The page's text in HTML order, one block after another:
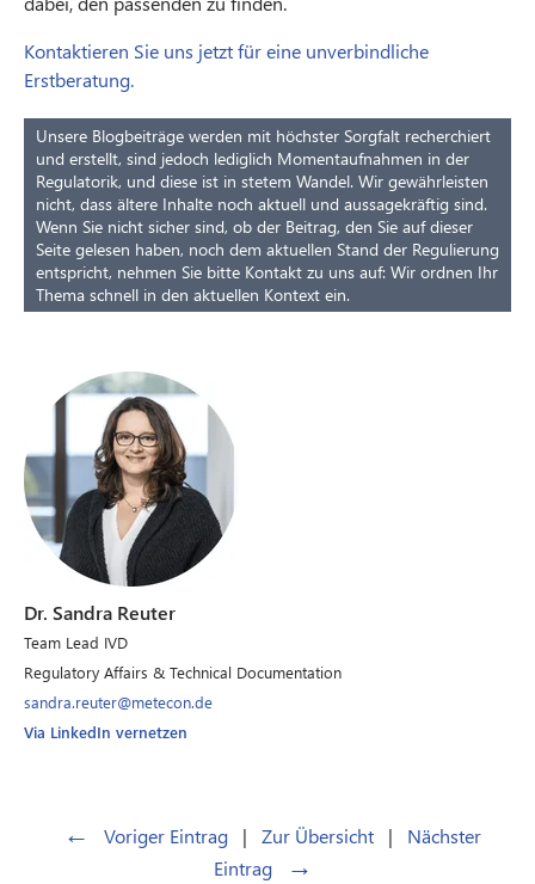
Kontaktieren Sie uns jetzt für eine unverbindliche
Erstberatung.
Unsere Blogbeiträge werden mit höchster Sorgfalt recherchiert
und erstellt, sind jedoch lediglich Momentaufnahmen in der
Regulatorik, und diese ist in stetem Wandel. Wir gewährleisten
nicht, dass ältere Inhalte noch aktuell und aussagekräftig sind.
Wenn Sie nicht sicher sind, ob der Beitrag, den Sie auf dieser
Seite gelesen haben, noch dem aktuellen Stand der Regulierung
entspricht, nehmen Sie bitte Kontakt zu uns auf: Wir ordnen Ihr
Thema schnell in den aktuellen Kontext ein.
Dr. Sandra Reuter
Team Lead IVD
Regulatory Affairs & Technical Documentation
sandra.reuter@metecon.de
Via LinkedIn vernetzen
← Voriger Eintrag | Zur Übersicht |
Nächster
Eintrag
→